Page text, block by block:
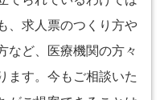
、求人票のつくり方や
など、医療機関の方々
ます。今もご相談いた